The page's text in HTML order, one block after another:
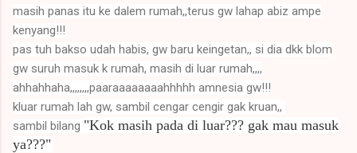
masih panas itu ke dalem rumah,,terus gw lahap abiz ampe
kenyang!!!
pas tuh bakso udah habis, gw baru keingetan,, si dia dkk blom
gw suruh masuk k rumah, masih di luar rumah,,,,
ahhahhaha,,,,,,,,paaraaaaaaaahhhhh amnesia gw!!!
kluar rumah lah gw, sambil cengar cengir gak kruan,,
sambil bilang "Kok masih pada di luar??? gak mau masuk
ya???"